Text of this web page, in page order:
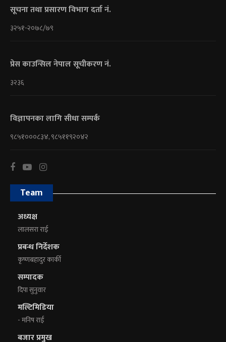
सूचना तथा प्रसारण विभाग दर्ता नं.
३२५१-२०७८/७९
प्रेस काउन्सिल नेपाल सूचीकरण नं.
३२३६
विज्ञापनका लागि सीधा सम्पर्क
९८५१०००८३४, ९८५११९२०४२
Team
अध्यक्ष
लालसरा राई
प्रबन्ध निर्देशक
कृष्णबहादुर कार्की
सम्पादक
दिपा सुनुवार
मल्टिमिडिया
- मनिष राई
बजार प्रमुख